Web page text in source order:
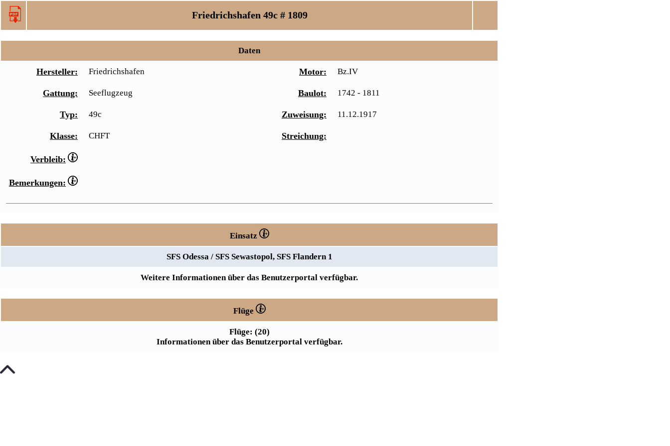
Friedrichshafen 49c # 1809
Daten
Hersteller: Friedrichshafen Motor: Bz.IV
Gattung: Seeflugzeug Baulot: 1742 - 1811
Typ: 49c Zuweisung: 11.12.1917
Klasse: CHFT Streichung:
Verbleib:
Bemerkungen:
Einsatz
SFS Odessa / SFS Sewastopol, SFS Flandern 1
Weitere Informationen über das Benutzerportal verfügbar.
Flüge
Flüge: (20)
Informationen über das Benutzerportal verfügbar.